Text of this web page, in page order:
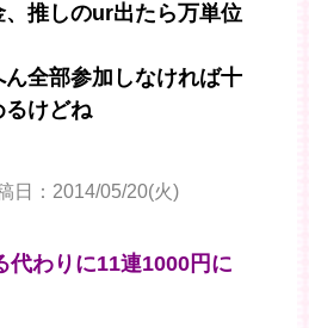
推しのur出たら万単位
ん全部参加しなければ十
るけどね
日：2014/05/20(火)
代わりに11連1000円に